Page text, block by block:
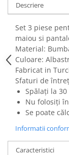
Descriere
Set 3 piese
maiou si
Material:
Culoare:
Fabricat in
Sfaturi de
Spălați la
Nu folosiți
Se poate
Informatii
Caracteristici